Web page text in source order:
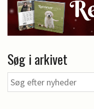
Søg i arkivet